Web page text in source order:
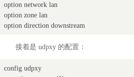
option network lan
option zone lan
option direction downstream
接着是 udpxy 的配置：
config udpxy